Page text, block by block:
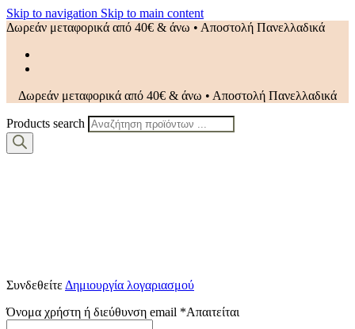
Skip to navigation Skip to main content
Δωρεάν μεταφορικά από 40€ & άνω • Αποστολή Πανελλαδικά
Δωρεάν μεταφορικά από 40€ & άνω • Αποστολή Πανελλαδικά
Products search
Συνδεθείτε Δημιουργία λογαριασμού
Όνομα χρήστη ή διεύθυνση email *Απαιτείται